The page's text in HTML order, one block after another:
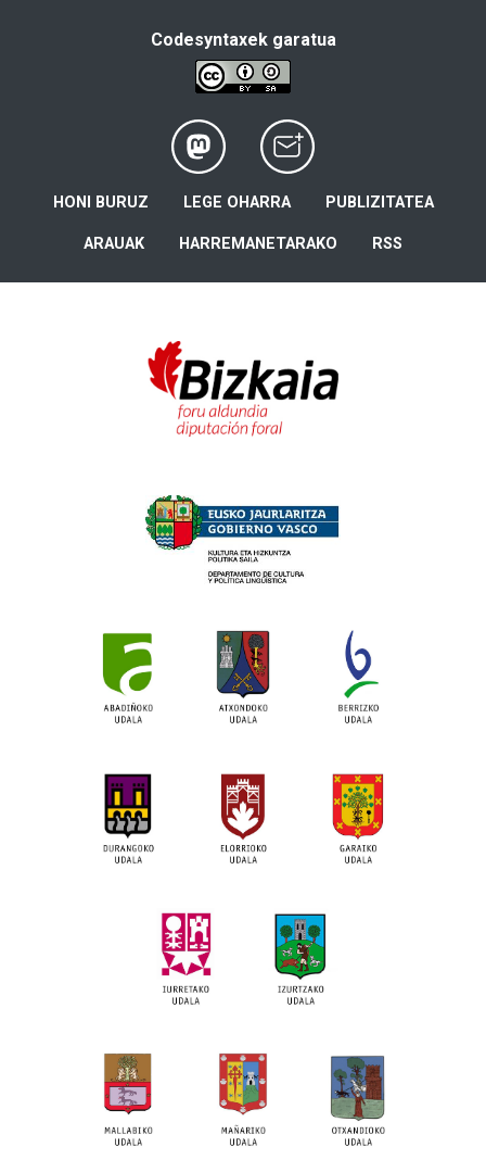
Codesyntaxek garatua
HONI BURUZ LEGE OHARRA PUBLIZITATEA
ARAUAK HARREMANETARAKO RSS